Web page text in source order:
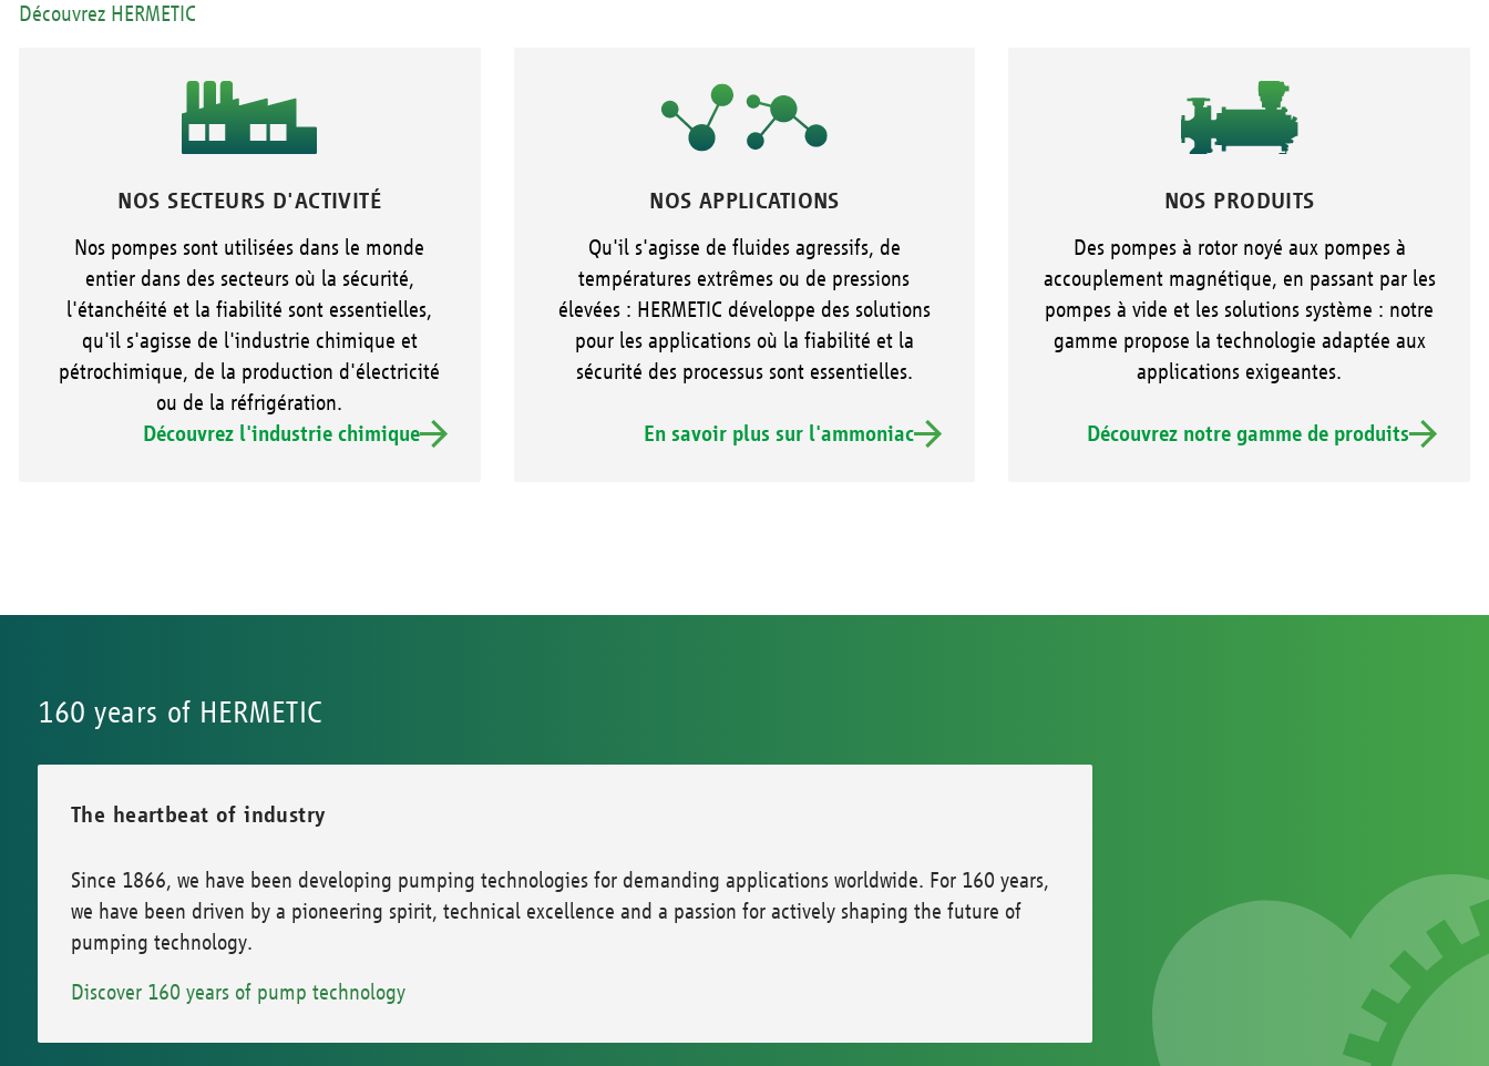
Découvrez HERMETIC
NOS SECTEURS D'ACTIVITÉ
Nos pompes sont utilisées dans le monde
entier dans des secteurs où la sécurité,
l'étanchéité et la fiabilité sont essentielles,
qu'il s'agisse de l'industrie chimique et
pétrochimique, de la production d'électricité
ou de la réfrigération.
Découvrez l'industrie chimique
NOS APPLICATIONS
Qu'il s'agisse de fluides agressifs, de
températures extrêmes ou de pressions
élevées : HERMETIC développe des solutions
pour les applications où la fiabilité et la
sécurité des processus sont essentielles.
En savoir plus sur l'ammoniac
NOS PRODUITS
Des pompes à rotor noyé aux pompes à
accouplement magnétique, en passant par les
pompes à vide et les solutions système : notre
gamme propose la technologie adaptée aux
applications exigeantes.
Découvrez notre gamme de produits
160 years of HERMETIC
The heartbeat of industry
Since 1866, we have been developing pumping technologies for demanding applications worldwide. For 160 years,
we have been driven by a pioneering spirit, technical excellence and a passion for actively shaping the future of
pumping technology.
Discover 160 years of pump technology